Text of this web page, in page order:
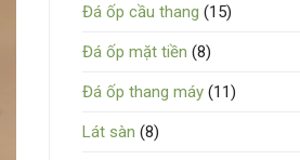
Đá ốp cầu thang (15)
Đá ốp mặt tiền (8)
Đá ốp thang máy (11)
Lát sàn (8)